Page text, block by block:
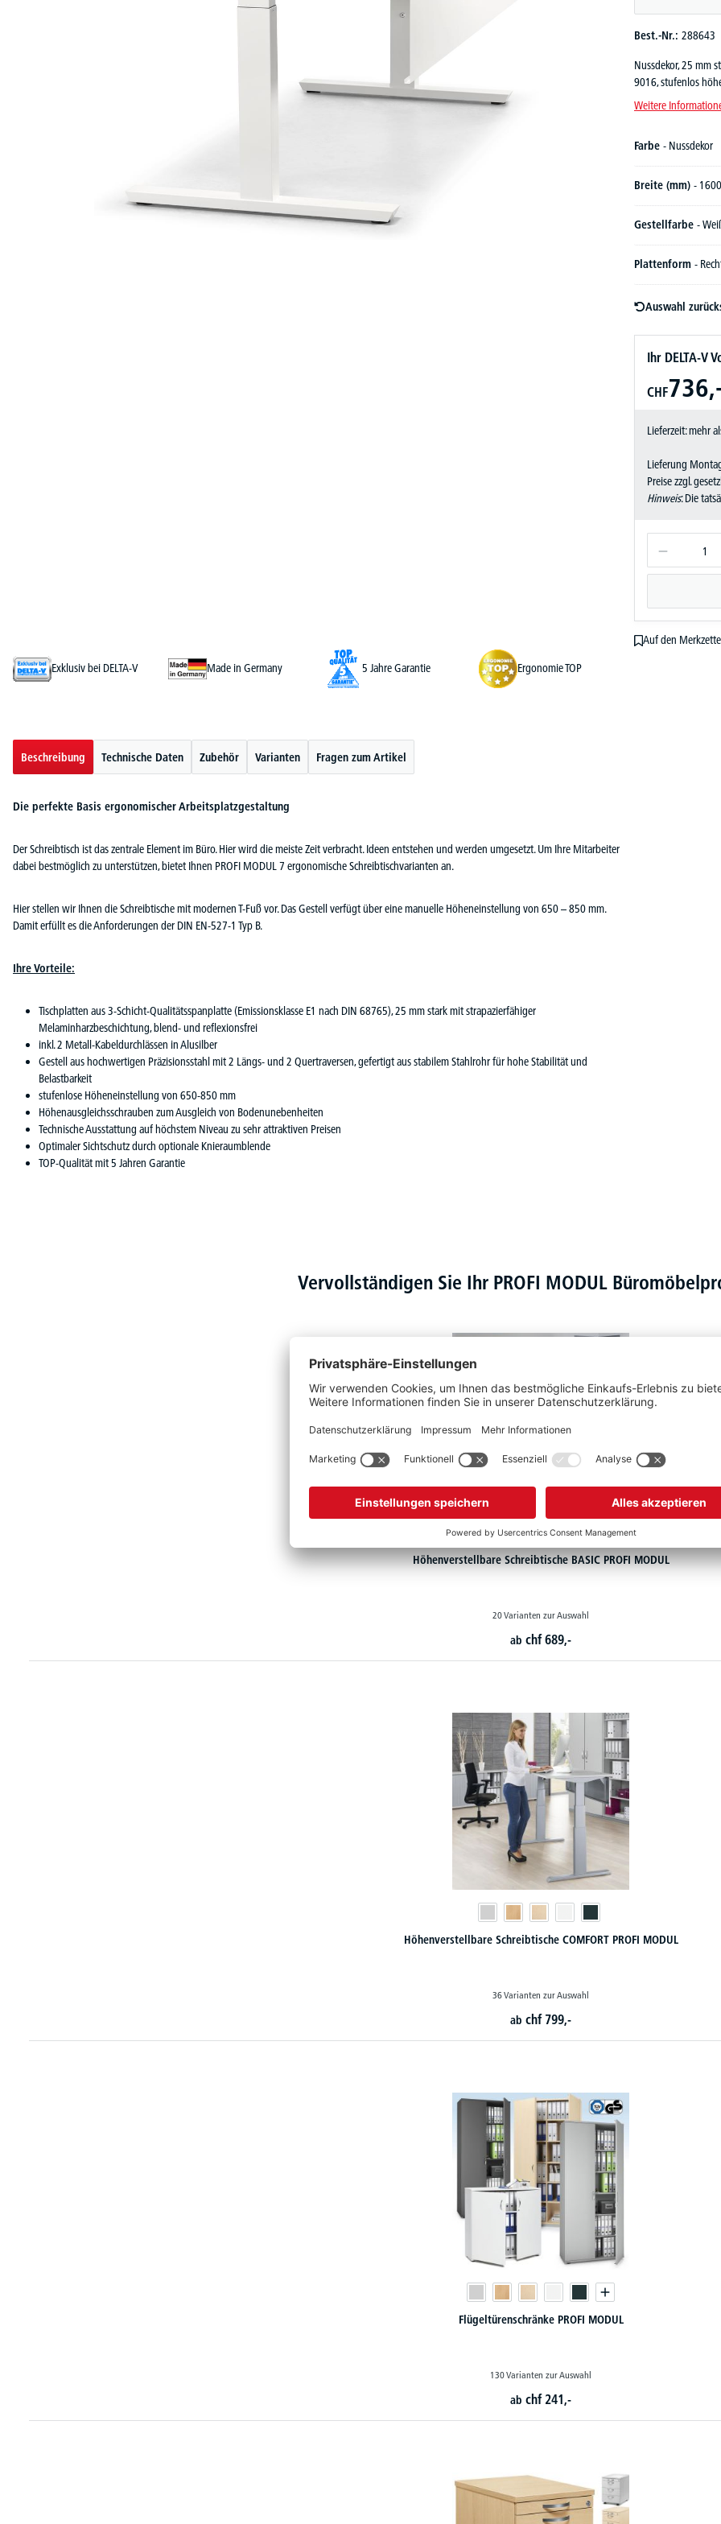
Best.-Nr.: 288643
Nussdekor, 25 mm
9016, stufenlos
Weitere
Farbe - Nussdekor
Breite (mm) - 1600
Gestellfarbe -
Plattenform -
Auswahl
Ihr DELTA-V
CHF
Lieferzeit: mehr
Lieferung
Preise zzgl.
Hinweis: Die
Auf den Merkzettel
Exklusiv bei DELTA-V
Made in Germany 5 Jahre Garantie Ergonomie TOP
Beschreibung Technische Daten Zubehör Varianten Fragen zum Artikel
Die perfekte Basis ergonomischer Arbeitsplatzgestaltung
Der Schreibtisch ist das zentrale Element im Büro. Hier wird die meiste Zeit verbracht. Ideen entstehen und werden umgesetzt. Um Ihre Mitarbeiter
dabei bestmöglich zu unterstützen, bietet Ihnen PROFI MODUL 7 ergonomische Schreibtischvarianten an.
Hier stellen wir Ihnen die Schreibtische mit modernen T-Fuß vor. Das Gestell verfügt über eine manuelle Höheneinstellung von 650 – 850 mm.
Damit erfüllt es die Anforderungen der DIN EN-527-1 Typ B.
Ihre Vorteile:
Tischplatten aus 3-Schicht-Qualitätsspanplatte (Emissionsklasse E1 nach DIN 68765), 25 mm stark mit strapazierfähiger
Melaminharzbeschichtung, blend- und reflexionsfrei
inkl. 2 Metall-Kabeldurchlässen in Alusilber
Gestell aus hochwertigen Präzisionsstahl mit 2 Längs- und 2 Quertraversen, gefertigt aus stabilem Stahlrohr für hohe Stabilität und
Belastbarkeit
stufenlose Höheneinstellung von 650-850 mm
Höhenausgleichsschrauben zum Ausgleich von Bodenunebenheiten
Technische Ausstattung auf höchstem Niveau zu sehr attraktiven Preisen
Optimaler Sichtschutz durch optionale Knieraumblende
TOP-Qualität mit 5 Jahren Garantie
Vervollständigen Sie Ihr PROFI MODUL
Höhenverstellbare Schreibtische BASIC PROFI MODUL
20 Varianten zur Auswahl
ab chf 689,-
Höhenverstellbare Schreibtische COMFORT PROFI MODUL
36 Varianten zur Auswahl
ab chf 799,-
Flügeltürenschränke PROFI MODUL
130 Varianten zur Auswahl
ab chf 241,-